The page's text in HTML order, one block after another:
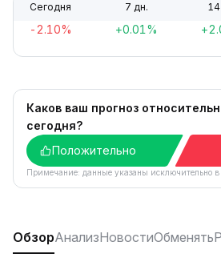
Сегодня 7 дн.
-2.10% +0.01%
Каков ваш прогноз
сегодня?
Положительно
Примечание: данные указаны исключительно в
ОбзорАнализНовостиОбменять